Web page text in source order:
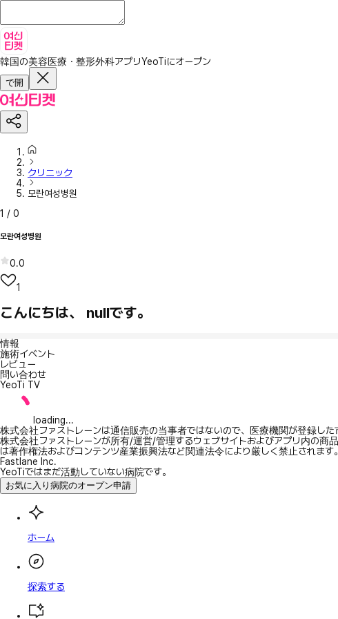
韓国の美容医療・整形外科アプリYeoTiにオープン
で開
クリニック
모란여성병원
1 / 0
모란여성병원
0.0
1
こんにちは、 nullです。
情報
施術イベント
レビュー
問い合わせ
YeoTi TV
loading...
株式会社ファストレーンは通信販売の当事者ではないので、医療機関が登録し
株式会社ファストレーンが所有/運営/管理するウェブサイトおよびアプリ内の
は著作権法およびコンテンツ産業振興法など関連法令により厳しく禁止されます。
Fastlane Inc.
YeoTiではまだ活動していない病院です。
お気に入り病院のオープン申請
ホーム
探索する